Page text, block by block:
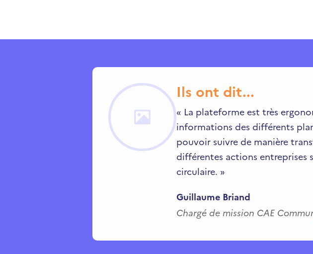
Ils ont dit...
« La plateforme est très
informations des différents
pouvoir suivre de manière
différentes actions entreprises
circulaire. »
Guillaume Briand
Chargé de mission CAE